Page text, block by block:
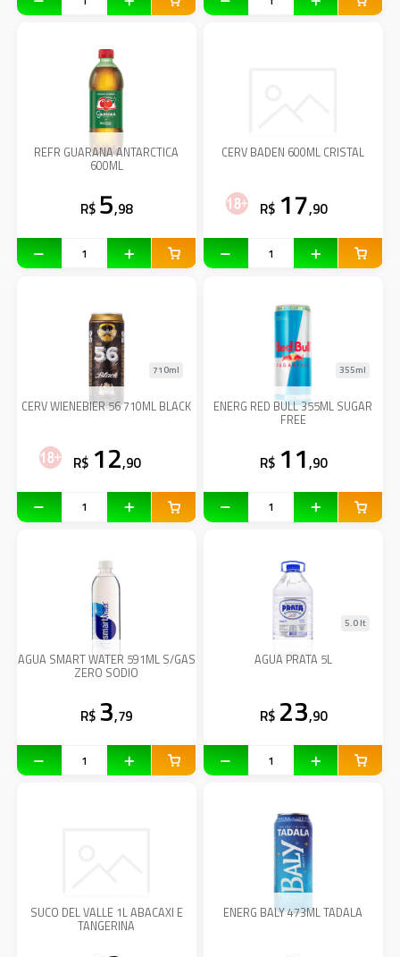
REFR GUARANA ANTARCTICA
600ML
R$ 5,98
CERV BADEN 600ML CRISTAL
R$ 17,90
CERV WIENEBIER 56 710ML BLACK
710ml
R$ 12,90
ENERG RED BULL 355ML SUGAR
FREE
355ml
R$ 11,90
AGUA SMART WATER 591ML S/GAS
ZERO SODIO
R$ 3,79
AGUA PRATA 5L
5.0 lt
R$ 23,90
SUCO DEL VALLE 1L ABACAXI E
TANGERINA
ENERG BALY 473ML TADALA